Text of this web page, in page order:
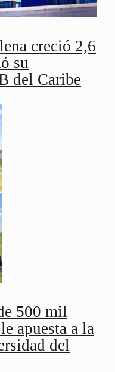
creció 2,6
su
del Caribe
500 mil
apuesta a la
del